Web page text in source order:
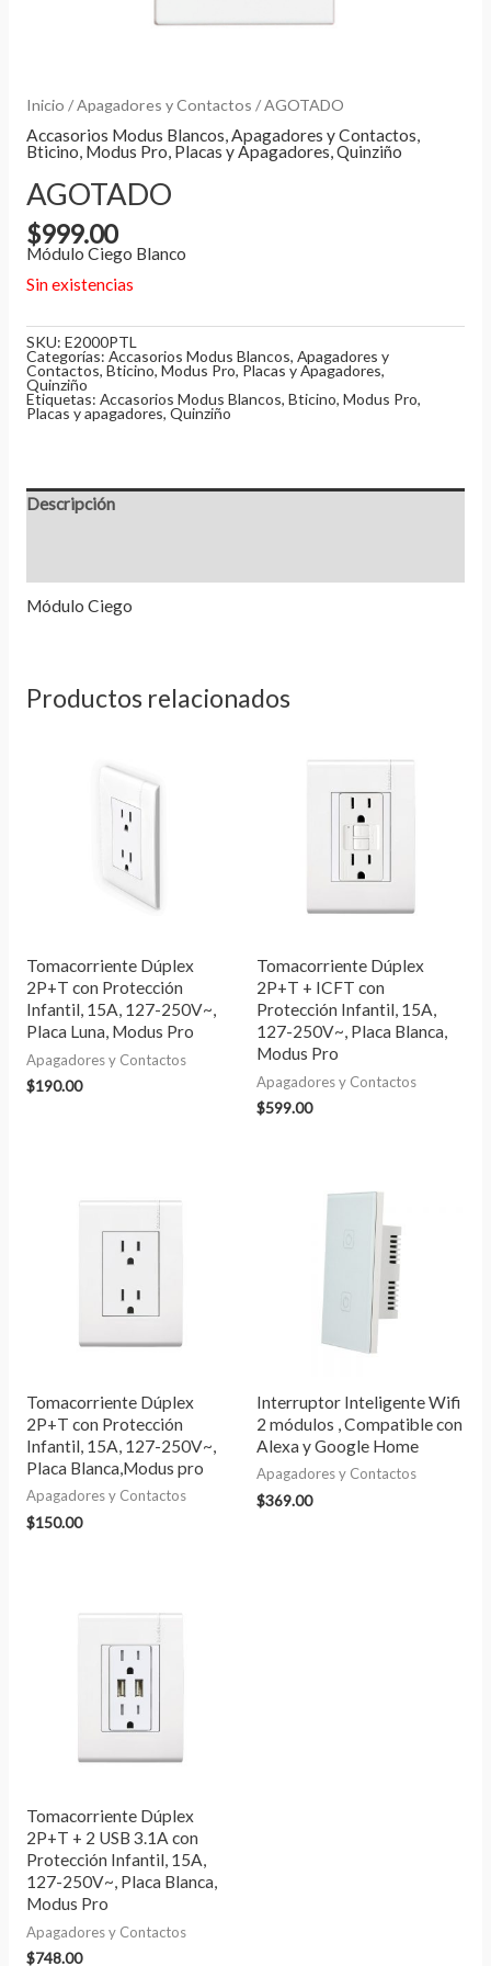
Inicio /Apagadores y Contactos / AGOTADO
Accasorios Modus Blancos,Apagadores y Contactos,
Bticino, Modus Pro, Placas y Apagadores,Quinziño
AGOTADO
$999.00
Módulo Ciego Blanco
Sin existencias
SKU: E2000PTL
Categorías: Accasorios Modus Blancos, Apagadores y
Contactos, Bticino, Modus Pro, Placas y Apagadores,
Quinziño
Etiquetas: Accasorios Modus Blancos, Bticino, Modus Pro,
Placas y apagadores, Quinziño
Descripción
Módulo Ciego
Productos relacionados
Tomacorriente Dúplex
2P+T con Protección
Infantil, 15A, 127-250V~,
Placa Luna, Modus Pro
Apagadores y Contactos
$190.00
Tomacorriente Dúplex
2P+T + ICFT con
Protección Infantil, 15A,
127-250V~, Placa Blanca,
Modus Pro
Apagadores y Contactos
$599.00
Tomacorriente Dúplex
2P+T con Protección
Infantil, 15A, 127-250V~,
Placa Blanca,Modus pro
Apagadores y Contactos
$150.00
Interruptor Inteligente Wifi
2 módulos , Compatible con
Alexa y Google Home
Apagadores y Contactos
$369.00
Tomacorriente Dúplex
2P+T + 2 USB 3.1A con
Protección Infantil, 15A,
127-250V~, Placa Blanca,
Modus Pro
Apagadores y Contactos
$748.00